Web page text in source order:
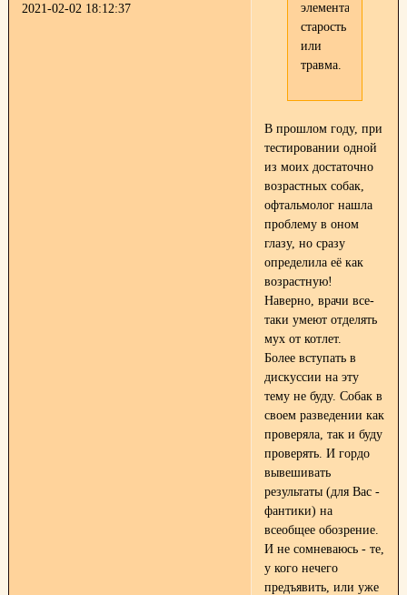
2021-02-02 18:12:37
элементарная
старость
или
травма.
В прошлом году, при
тестировании одной
из моих достаточно
возрастных собак,
офтальмолог нашла
проблему в оном
глазу, но сразу
определила её как
возрастную!
Наверно, врачи все-
таки умеют отделять
мух от котлет.
Более вступать в
дискуссии на эту
тему не буду. Собак в
своем разведении как
проверяла, так и буду
проверять. И гордо
вывешивать
результаты (для Вас -
фантики) на
всеобщее обозрение.
И не сомневаюсь - те,
у кого нечего
предъявить, или уже